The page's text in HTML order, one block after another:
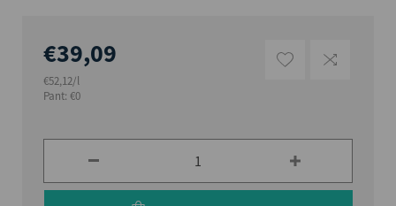
€39,09
€52,12/l
Pant: €0